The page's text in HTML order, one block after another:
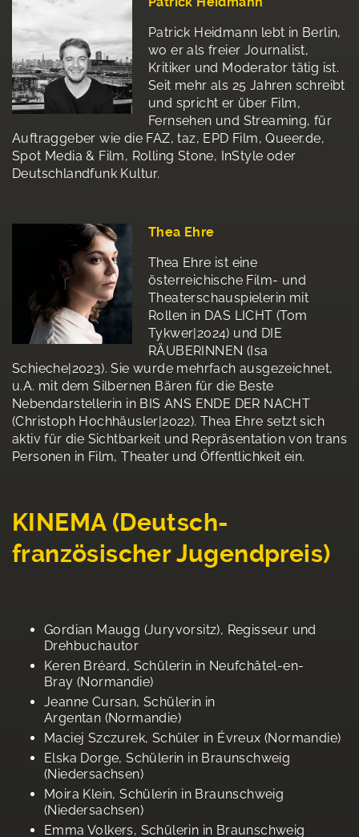
Patrick Heidmann lebt in Berlin,
wo er als freier Journalist,
Kritiker und Moderator tätig ist.
Seit mehr als 25 Jahren schreibt
und spricht er über Film,
Fernsehen und Streaming, für
Auftraggeber wie die FAZ, taz, EPD Film, Queer.de,
Spot Media & Film, Rolling Stone, InStyle oder
Deutschlandfunk Kultur.
Thea Ehre
Thea Ehre ist eine
österreichische Film- und
Theaterschauspielerin mit
Rollen in DAS LICHT (Tom
Tykwer|2024) und DIE
RÄUBERINNEN (Isa
Schieche|2023). Sie wurde mehrfach ausgezeichnet,
u.A. mit dem Silbernen Bären für die Beste
Nebendarstellerin in BIS ANS ENDE DER NACHT
(Christoph Hochhäusler|2022). Thea Ehre setzt sich
aktiv für die Sichtbarkeit und Repräsentation von trans
Personen in Film, Theater und Öffentlichkeit ein.
KINEMA (Deutsch-
französischer Jugendpreis)
Gordian Maugg (Juryvorsitz), Regisseur und
Drehbuchautor
Keren Bréard, Schülerin in Neufchâtel-en-
Bray (Normandie)
Jeanne Cursan, Schülerin in
Argentan (Normandie)
Maciej Szczurek, Schüler in Évreux (Normandie)
Elska Dorge, Schülerin in Braunschweig
(Niedersachsen)
Moira Klein, Schülerin in Braunschweig
(Niedersachsen)
Emma Volkers, Schülerin in Braunschweig